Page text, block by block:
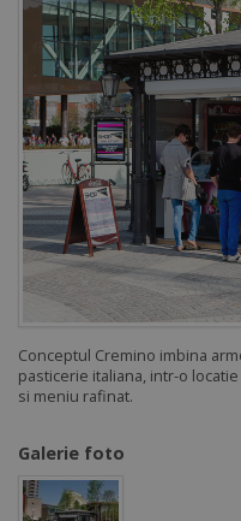
Conceptul Cremino imbina
pasticerie italiana, intr-o
si meniu rafinat.
Galerie foto